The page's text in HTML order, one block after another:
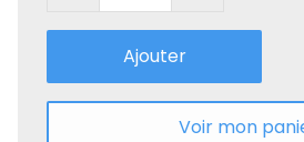
Ajouter
Voir mon